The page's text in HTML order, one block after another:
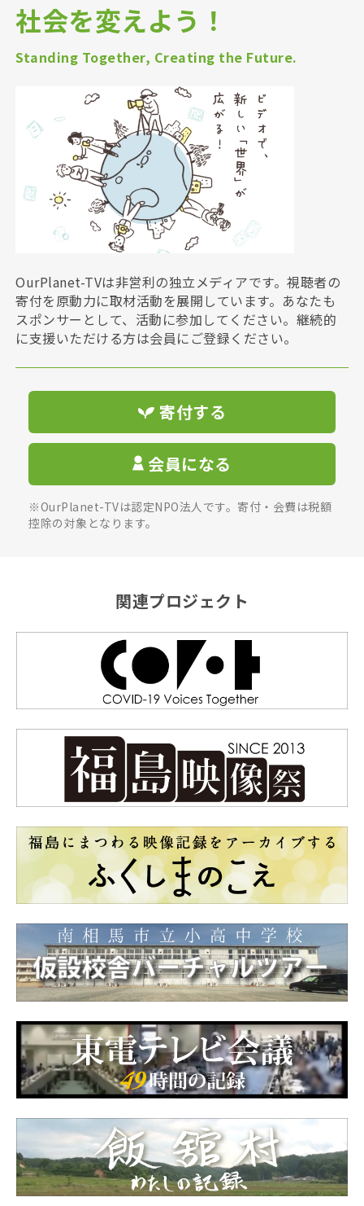
社会を変えよう！
Standing Together, Creating the Future.
OurPlanet-TVは非営利の独立メディアです。視聴者の
寄付を原動力に取材活動を展開しています。あなたも
スポンサーとして、活動に参加してください。継続的
に支援いただける方は会員にご登録ください。
寄付する
会員になる
※OurPlanet-TVは認定NPO法人です。寄付・会費は税額
控除の対象となります。
関連プロジェクト